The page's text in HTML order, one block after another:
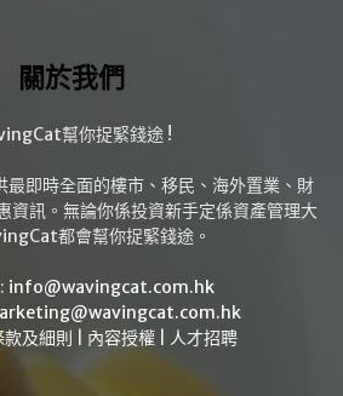
關於我們
幫你捉緊錢途 !
即時全面的樓市、移民、海外置業、財
資訊。無論你係投資新手定係資產管理大
都會幫你捉緊錢途。
info@wavingcat.com.hk
款及細則 內容授權 人才招聘